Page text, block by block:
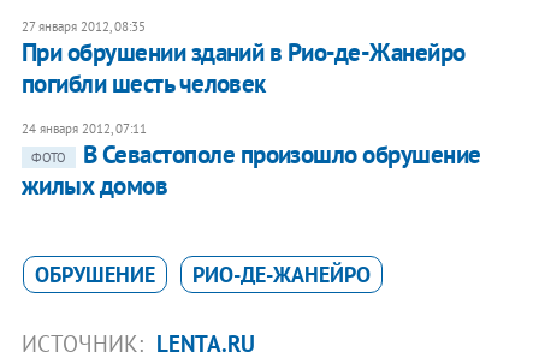
27 января 2012, 08:35
При обрушении зданий в Рио-де-Жанейро
погибли шесть человек
24 января 2012, 07:11
ФОТО
В Севастополе произошло обрушение
жилых домов
ОБРУШЕНИЕ РИО-ДЕ-ЖАНЕЙРО
ИСТОЧНИК: LENTA.RU